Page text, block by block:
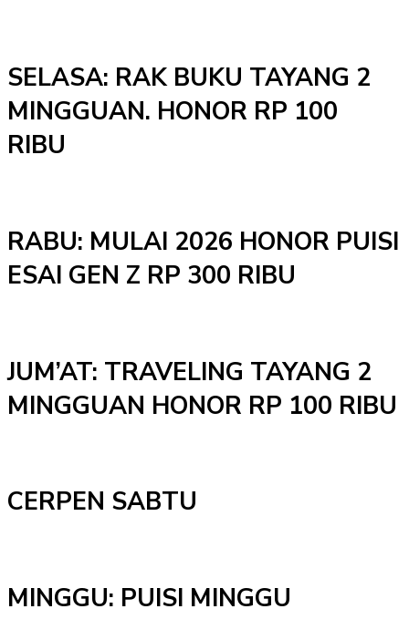
SELASA: RAK BUKU TAYANG 2
MINGGUAN. HONOR RP 100
RIBU
RABU: MULAI 2026 HONOR PUISI
ESAI GEN Z RP 300 RIBU
JUM’AT: TRAVELING TAYANG 2
MINGGUAN HONOR RP 100 RIBU
CERPEN SABTU
MINGGU: PUISI MINGGU